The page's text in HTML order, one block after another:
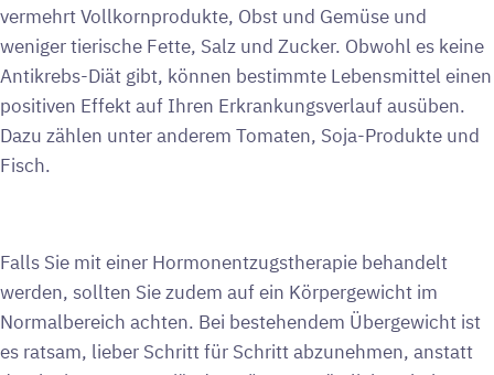
vermehrt Vollkornprodukte, Obst und Gemüse und
weniger tierische Fette, Salz und Zucker. Obwohl es keine
Antikrebs-Diät gibt, können bestimmte Lebensmittel einen
positiven Effekt auf Ihren Erkrankungsverlauf ausüben.
Dazu zählen unter anderem Tomaten, Soja-Produkte und
Fisch.
Falls Sie mit einer Hormonentzugstherapie behandelt
werden, sollten Sie zudem auf ein Körpergewicht im
Normalbereich achten. Bei bestehendem Übergewicht ist
es ratsam, lieber Schritt für Schritt abzunehmen, anstatt